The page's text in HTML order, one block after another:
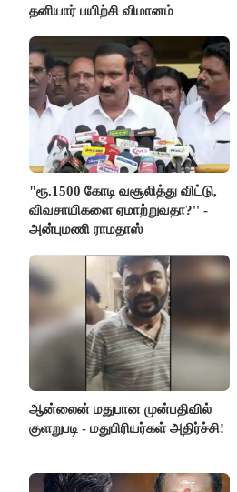
தனியார் பயிற்சி விமானம்
"ரூ.1500 கோடி வசூலித்து விட்டு,
விவசாயிகளை ஏமாற்றுவதா?'' -
அன்புமணி ராமதாஸ்
ஆன்லைன் மதுபான முன்பதிவில்
குளறுபடி - மதுபிரியர்கள் அதிர்ச்சி!